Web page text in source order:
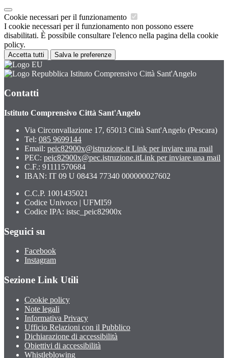
Cookie necessari per il funzionamento
I cookie necessari per il funzionamento non possono essere
disabilitati. È possibile consultare l'elenco nella pagina della cookie
policy.
Accetta tutti Salva le preferenze
Istituto Comprensivo Città Sant'Angelo
Contatti
Istituto Comprensivo Città Sant'Angelo
Via Circonvallazione 17, 65013 Città Sant'Angelo (Pescara)
Tel: 085 9699144
Email: peic82900x@istruzione.it Link per inviare una mail
PEC: peic82900x@pec.istruzione.itLink per inviare una mail
C.F.: 91111570684
IBAN: IT 09 U 08434 77340 000000027602
C.C.P. 1001435021
Codice Univoco | UFMI59
Codice IPA: istsc_peic82900x
Seguici su
Facebook
Instagram
Sezione Link Utili
Cookie policy
Note legali
Informativa Privacy
Ufficio Relazioni con il Pubblico
Dichiarazione di accessibilità
Obiettivi di accessibilità
Whistleblowing